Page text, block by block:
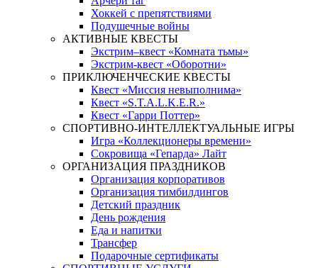
Хоккей с препятствиями
Подушечные войны
АКТИВНЫЕ КВЕСТЫ
Экстрим–квест «Комната тьмы»
Экстрим-квест «Оборотни»
ПРИКЛЮЧЕНЧЕСКИЕ КВЕСТЫ
Квест «Миссия невыполнима»
Квест «S.T.A.L.K.E.R.»
Квест «Гарри Поттер»
СПОРТИВНО-ИНТЕЛЛЕКТУАЛЬНЫЕ ИГРЫ
Игра «Коллекционеры времени»
Сокровища «Гепарда» Лайт
ОРГАНИЗАЦИЯ ПРАЗДНИКОВ
Организация корпоративов
Организация тимбилдингов
Детский праздник
День рождения
Еда и напитки
Трансфер
Подарочные сертификаты